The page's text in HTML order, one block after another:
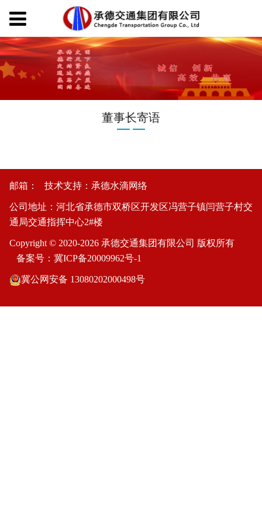
董事长寄语
邮箱： 技术支持： 承德水滴网络
公司地址：河北省承德市双桥区开发区冯营子镇闫营子村交
通局交通指挥中心2#楼
Copyright © 2020-2026 承德交通集团有限公司 版权所有
备案号： 冀ICP备20009962号-1
冀公网安备 13080202000498号